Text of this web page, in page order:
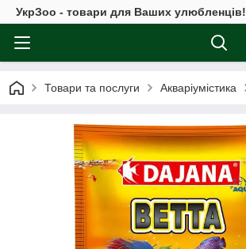
УкрЗоо - товари для Ваших улюбленців!
Товари та послуги Акваріумістика